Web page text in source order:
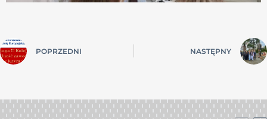
POPRZEDNI NASTĘPNY